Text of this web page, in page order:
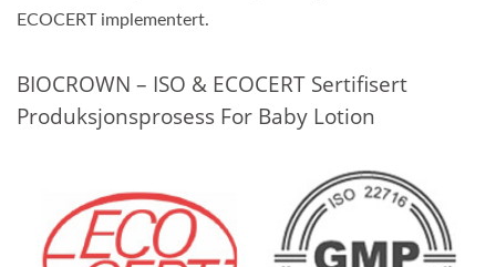
ECOCERT implementert.
BIOCROWN – ISO & ECOCERT Sertifisert
Produksjonsprosess For Baby Lotion